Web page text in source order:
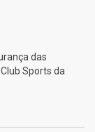
das
Sports da